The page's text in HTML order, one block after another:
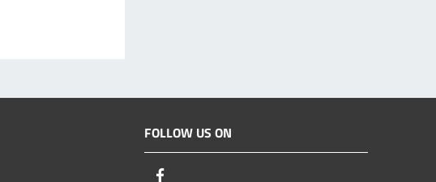
FOLLOW US ON